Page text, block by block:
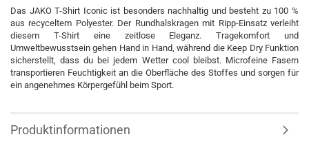
Das JAKO T-Shirt Iconic ist besonders nachhaltig und besteht zu 100 %
aus recyceltem Polyester. Der Rundhalskragen mit Ripp-Einsatz verleiht
diesem T-Shirt eine zeitlose Eleganz. Tragekomfort und
Umweltbewusstsein gehen Hand in Hand, während die Keep Dry Funktion
sicherstellt, dass du bei jedem Wetter cool bleibst. Microfeine Fasern
transportieren Feuchtigkeit an die Oberfläche des Stoffes und sorgen für
ein angenehmes Körpergefühl beim Sport.
Produktinformationen